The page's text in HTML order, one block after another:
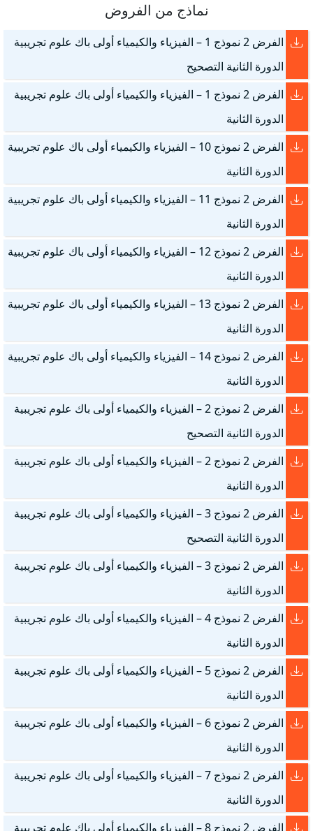
نماذج من الفروض
الفرض 2 نموذج 1 – الفيزياء والكيمياء أولى باك علوم تجريبية
الدورة الثانية التصحيح
الفرض 2 نموذج 1 – الفيزياء والكيمياء أولى باك علوم تجريبية
الدورة الثانية
الفرض 2 نموذج 10 – الفيزياء والكيمياء أولى باك علوم تجريبية
الدورة الثانية
الفرض 2 نموذج 11 – الفيزياء والكيمياء أولى باك علوم تجريبية
الدورة الثانية
الفرض 2 نموذج 12 – الفيزياء والكيمياء أولى باك علوم تجريبية
الدورة الثانية
الفرض 2 نموذج 13 – الفيزياء والكيمياء أولى باك علوم تجريبية
الدورة الثانية
الفرض 2 نموذج 14 – الفيزياء والكيمياء أولى باك علوم تجريبية
الدورة الثانية
الفرض 2 نموذج 2 – الفيزياء والكيمياء أولى باك علوم تجريبية
الدورة الثانية التصحيح
الفرض 2 نموذج 2 – الفيزياء والكيمياء أولى باك علوم تجريبية
الدورة الثانية
الفرض 2 نموذج 3 – الفيزياء والكيمياء أولى باك علوم تجريبية
الدورة الثانية التصحيح
الفرض 2 نموذج 3 – الفيزياء والكيمياء أولى باك علوم تجريبية
الدورة الثانية
الفرض 2 نموذج 4 – الفيزياء والكيمياء أولى باك علوم تجريبية
الدورة الثانية
الفرض 2 نموذج 5 – الفيزياء والكيمياء أولى باك علوم تجريبية
الدورة الثانية
الفرض 2 نموذج 6 – الفيزياء والكيمياء أولى باك علوم تجريبية
الدورة الثانية
الفرض 2 نموذج 7 – الفيزياء والكيمياء أولى باك علوم تجريبية
الدورة الثانية
الفرض 2 نموذج 8 – الفيزياء والكيمياء أولى باك علوم تجريبية